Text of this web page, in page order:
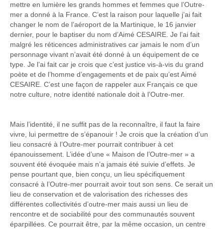
mettre en lumière les grands hommes et femmes que l’Outre-
mer a donné à la France. C’est la raison pour laquelle j’ai fait
changer le nom de l’aéroport de la Martinique, le 16 janvier
dernier, pour le baptiser du nom d’Aimé CESAIRE. Je l’ai fait
malgré les réticences administratives car jamais le nom d’un
personnage vivant n’avait été donné à un équipement de ce
type. Je l’ai fait car je crois que c’est justice vis-à-vis du grand
poète et de l’homme d’engagements et de paix qu’est Aimé
CESAIRE. C’est une façon de rappeler aux Français ce que
notre culture, notre identité nationale doit à l’Outre-mer.
Mais l’identité, il ne suffit pas de la reconnaître, il faut la faire
vivre, lui permettre de s’épanouir ! Je crois que la création d’un
lieu consacré à l’Outre-mer pourrait contribuer à cet
épanouissement. L’idée d’une « Maison de l’Outre-mer » a
souvent été évoquée mais n’a jamais été suivie d’effets. Je
pense pourtant que, bien conçu, un lieu spécifiquement
consacré à l’Outre-mer pourrait avoir tout son sens. Ce serait un
lieu de conservation et de valorisation des richesses des
différentes collectivités d’outre-mer mais aussi un lieu de
rencontre et de sociabilité pour des communautés souvent
éparpillées. Ce pourrait être, par la même occasion, un centre